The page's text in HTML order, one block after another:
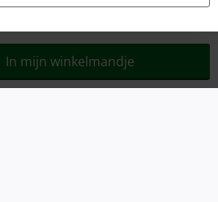
In mijn winkelmandje